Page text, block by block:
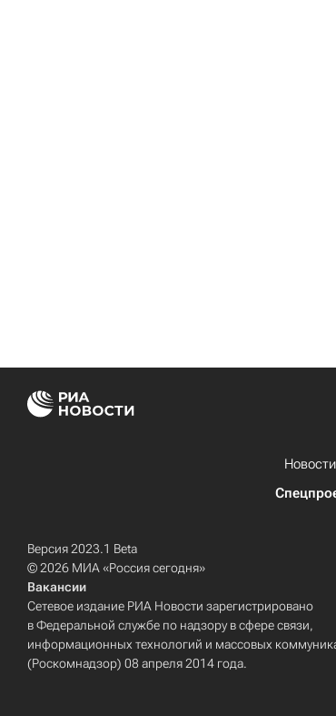
Новости
Версия 2023.1 Beta
© 2026 МИА «Россия сегодня»
Вакансии
Сетевое издание РИА Новости зарегистрировано
в Федеральной службе по надзору в сфере связи,
информационных технологий и массовых
(Роскомнадзор) 08 апреля 2014 года.